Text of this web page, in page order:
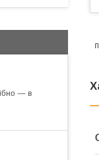
— в